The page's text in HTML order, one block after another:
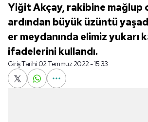
Yiğit Akçay, rakibine mağlup
ardından büyük üzüntü
er meydanında elimiz yukarı
ifadelerini kullandı.
Giriş Tarihi:02 Temmuz 2022 - 15:33